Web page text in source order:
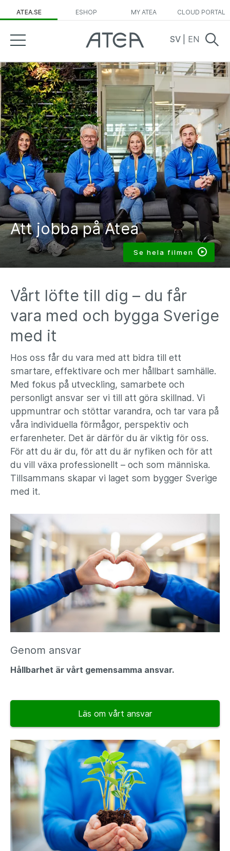
ATEA.SE ESHOP MY ATEA CLOUD PORTAL
SV EN
Att jobba på Atea
Se hela filmen
Vårt löfte till dig – du får
vara med och bygga Sverige
med it
Hos oss får du vara med att bidra till ett
smartare, effektivare och mer hållbart samhälle.
Med fokus på utveckling, samarbete och
personligt ansvar ser vi till att göra skillnad. Vi
uppmuntrar och stöttar varandra, och tar vara på
våra individuella förmågor, perspektiv och
erfarenheter. Det är därför du är viktig för oss.
För att du är du, för att du är nyfiken och för att
du vill växa professionellt – och som människa.
Tillsammans skapar vi laget som bygger Sverige
med it.
Genom ansvar
Hållbarhet är vårt gemensamma ansvar.
Läs om vårt ansvar